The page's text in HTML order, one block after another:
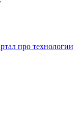
про технологии